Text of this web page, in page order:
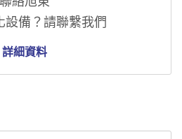
設備？請聯繫我們
詳細資料